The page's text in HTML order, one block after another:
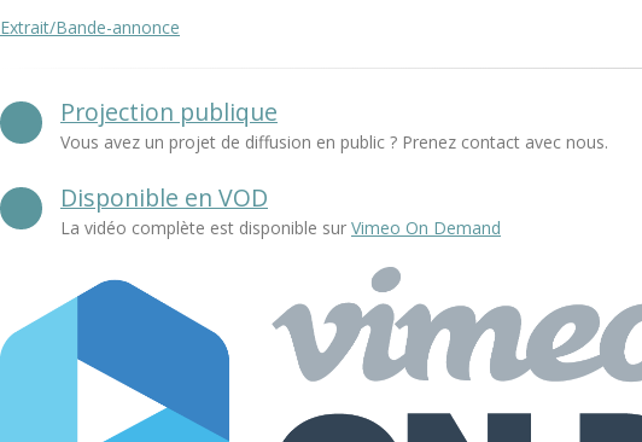
Extrait/Bande-annonce
Projection publique
Vous avez un projet de diffusion en public ? Prenez contact avec nous.
Disponible en VOD
La vidéo complète est disponible sur Vimeo On Demand